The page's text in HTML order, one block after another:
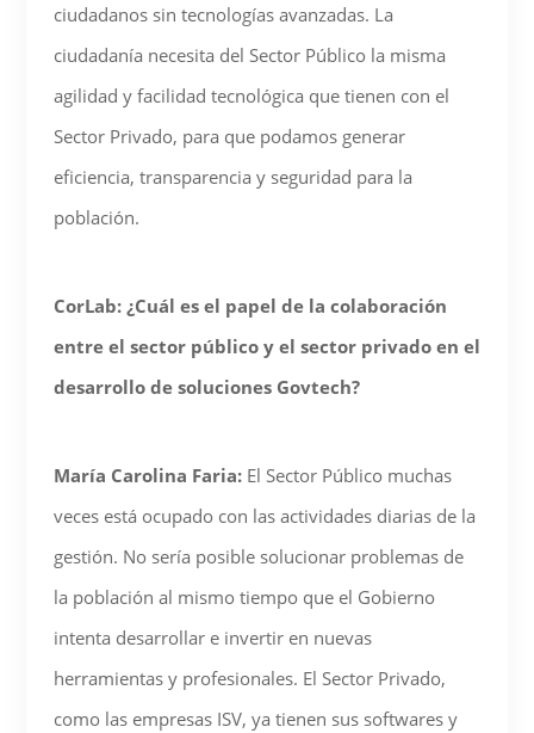
ciudadanos sin tecnologías avanzadas. La
ciudadanía necesita del Sector Público la misma
agilidad y facilidad tecnológica que tienen con el
Sector Privado, para que podamos generar
eficiencia, transparencia y seguridad para la
población.
CorLab: ¿Cuál es el papel de la colaboración
entre el sector público y el sector privado en el
desarrollo de soluciones Govtech?
María Carolina Faria: El Sector Público muchas
veces está ocupado con las actividades diarias de la
gestión. No sería posible solucionar problemas de
la población al mismo tiempo que el Gobierno
intenta desarrollar e invertir en nuevas
herramientas y profesionales. El Sector Privado,
como las empresas ISV, ya tienen sus softwares y